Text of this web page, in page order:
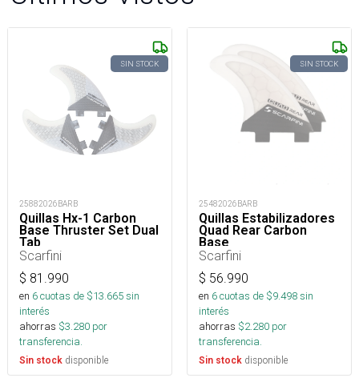
SIN STOCK
25882026BARB
Quillas Hx-1 Carbon
Base Thruster Set Dual
Tab
Scarfini
$ 81.990
en 6cuotas de $13.665sin
interés
ahorras $3.280 por
transferencia.
Sin stock disponible
SIN STOCK
25482026BARB
Quillas Estabilizadores
Quad Rear Carbon
Base
Scarfini
$ 56.990
en 6cuotas de $9.498sin
interés
ahorras $2.280 por
transferencia.
Sin stock disponible